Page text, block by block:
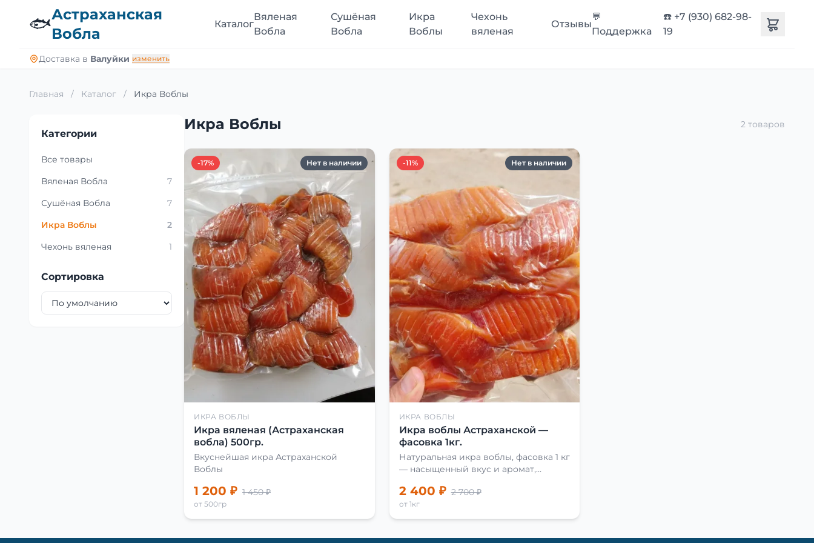
🐟Астраханская
Вобла
Каталог
Вяленая
Вобла
Сушёная
Вобла
Икра
Воблы
Чехонь
вяленая
Отзывы
💬
Поддержка
☎️ +7 (930) 682-98-
19
Доставка в Валуйки изменить
Главная / Каталог / Икра Воблы
Категории
Все товары
Вяленая Вобла
7
Сушёная Вобла
7
Икра Воблы
2
Чехонь вяленая
1
Сортировка
Икра Воблы 2 товаров
-17% Нет в наличии
ИКРА ВОБЛЫ
Икра вяленая (Астраханская
вобла) 500гр.
Вкуснейшая икра Астраханской
Воблы
1 200 ₽ 1 450 ₽
от 500гр
-11% Нет в наличии
ИКРА ВОБЛЫ
Икра воблы Астраханской —
фасовка 1кг.
Натуральная икра воблы, фасовка 1 кг
— насыщенный вкус и аромат,
приготовления блюд.
2 400 ₽ 2 700 ₽
от 1кг